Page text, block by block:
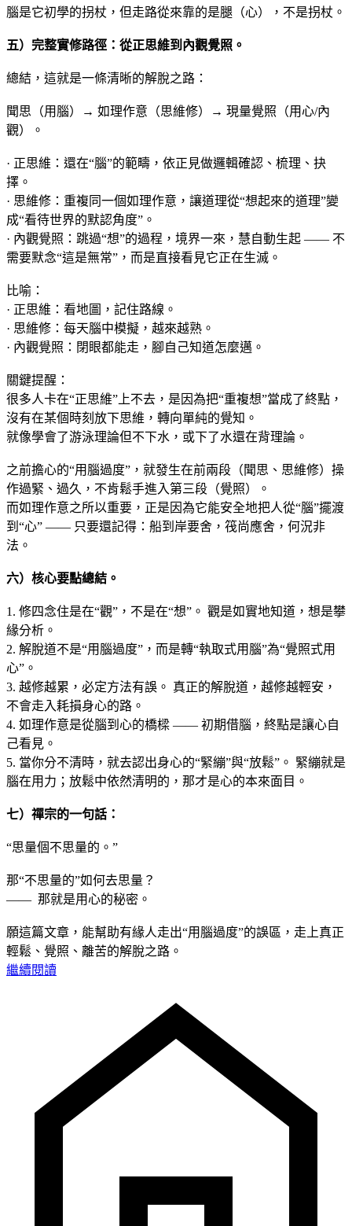
腦是它初學的拐杖，但走路從來靠的是腿（心），不是拐杖。
五）完整實修路徑：從正思維到內觀覺照。
總結，這就是一條清晰的解脫之路：
聞思（用腦）→ 如理作意（思維修）→ 現量覺照（用心/內
觀）。
· 正思維：還在“腦”的範疇，依正見做邏輯確認、梳理、抉
擇。
· 思維修：重複同一個如理作意，讓道理從“想起來的道理”變
成“看待世界的默認角度”。
· 內觀覺照：跳過“想”的過程，境界一來，慧自動生起 —— 不
需要默念“這是無常”，而是直接看見它正在生滅。
比喻：
· 正思維：看地圖，記住路線。
· 思維修：每天腦中模擬，越來越熟。
· 內觀覺照：閉眼都能走，腳自己知道怎麼邁。
關鍵提醒：
很多人卡在“正思維”上不去，是因為把“重複想”當成了終點，
沒有在某個時刻放下思維，轉向單純的覺知。
就像學會了游泳理論但不下水，或下了水還在背理論。
之前擔心的“用腦過度”，就發生在前兩段（聞思、思維修）操
作過緊、過久，不肯鬆手進入第三段（覺照）。
而如理作意之所以重要，正是因為它能安全地把人從“腦”擺渡
到“心” —— 只要還記得：船到岸要舍，筏尚應舍，何況非
法。
六）核心要點總結 。
1. 修四念住是在“觀”，不是在“想”。 觀是如實地知道，想是攀
緣分析。
2. 解脫道不是“用腦過度”，而是轉“執取式用腦”為“覺照式用
心”。
3. 越修越累，必定方法有誤。 真正的解脫道，越修越輕安，
不會走入耗損身心的路。
4. 如理作意是從腦到心的橋樑 —— 初期借腦，終點是讓心自
己看見。
5. 當你分不清時，就去認出身心的“緊繃”與“放鬆”。 緊繃就是
腦在用力；放鬆中依然清明的，那才是心的本來面目。
七）禪宗的一句話：
“思量個不思量的。”
那“不思量的”如何去思量？
—— 那就是用心的秘密。
願這篇文章，能幫助有緣人走出“用腦過度”的誤區，走上真正
輕鬆、覺照、離苦的解脫之路。
繼續閱讀